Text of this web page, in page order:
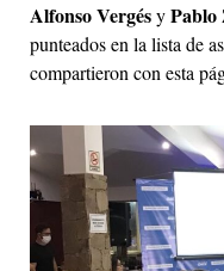
Alfonso VergésyPablo
punteados en la lista de
compartieron con esta